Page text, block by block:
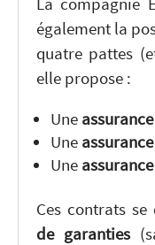
également la
quatre pattes
elle propose :
Une
Une
Une
Ces contrats
de garanties